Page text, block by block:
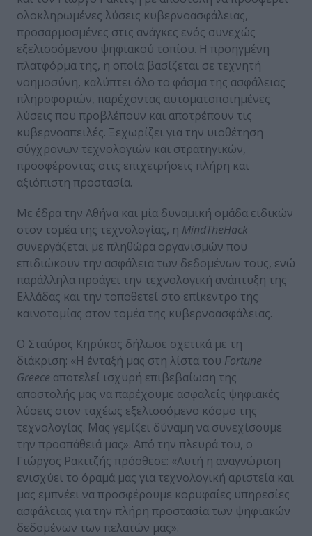
ολοκληρωμένες λύσεις κυβερνοασφάλειας,
προσαρμοσμένες στις ανάγκες ενός συνεχώς
εξελισσόμενου ψηφιακού τοπίου. Η προηγμένη
πλατφόρμα της, η οποία βασίζεται σε τεχνητή
νοημοσύνη, καλύπτει όλο το φάσμα της ασφάλειας
πληροφοριών, παρέχοντας αυτοματοποιημένες
λύσεις που προβλέπουν και αποτρέπουν τις
κυβερνοαπειλές. Ξεχωρίζει για την υιοθέτηση
σύγχρονων τεχνολογιών και στρατηγικών,
προσφέροντας στις επιχειρήσεις πλήρη και
αξιόπιστη προστασία.
Με έδρα την Αθήνα και μία δυναμική ομάδα ειδικών
στον τομέα της τεχνολογίας, η MindTheHack
συνεργάζεται με πληθώρα οργανισμών που
επιδιώκουν την ασφάλεια των δεδομένων τους, ενώ
παράλληλα προάγει την τεχνολογική ανάπτυξη της
Ελλάδας και την τοποθετεί στο επίκεντρο της
καινοτομίας στον τομέα της κυβερνοασφάλειας.
Ο Σταύρος Κηρύκος δήλωσε σχετικά με τη
διάκριση: «Η ένταξή μας στη λίστα του Fortune
Greece αποτελεί ισχυρή επιβεβαίωση της
αποστολής μας να παρέχουμε ασφαλείς ψηφιακές
λύσεις στον ταχέως εξελισσόμενο κόσμο της
τεχνολογίας. Μας γεμίζει δύναμη να συνεχίσουμε
την προσπάθειά μας». Από την πλευρά του, ο
Γιώργος Ρακιτζής πρόσθεσε: «Αυτή η αναγνώριση
ενισχύει το όραμά μας για τεχνολογική αριστεία και
μας εμπνέει να προσφέρουμε κορυφαίες υπηρεσίες
ασφάλειας για την πλήρη προστασία των ψηφιακών
δεδομένων των πελατών μας».